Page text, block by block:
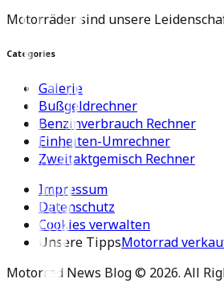
Motorräder sind unsere
Categories
Galerie
Bußgeldrechner
Benzinverbrauch Rechner
Einheiten-Umrechner
Zweitaktgemisch Rechner
Impressum
Datenschutz
Cookies verwalten
Unsere TippsMotorrad
Motorrad News Blog © 2026. All